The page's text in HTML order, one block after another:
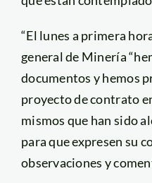
“El lunes a primera
general de Minería
documentos y hemos
proyecto de contrato
mismos que han sido
para que expresen su
observaciones y